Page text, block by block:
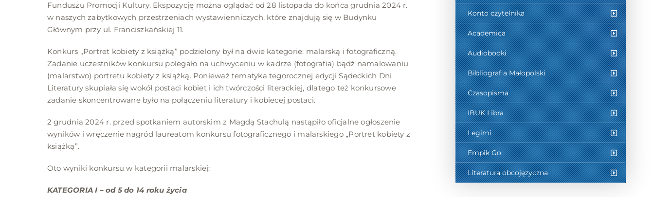
Funduszu Promocji Kultury. Ekspozycję można oglądać od 28 listopada do końca grudnia 2024 r.
w naszych zabytkowych przestrzeniach wystawienniczych, które znajdują się w Budynku
Głównym przy ul. Franciszkańskiej 11.
Konkurs „Portret kobiety z książką” podzielony był na dwie kategorie: malarską i fotograficzną.
Zadanie uczestników konkursu polegało na uchwyceniu w kadrze (fotografia) bądź namalowaniu
(malarstwo) portretu kobiety z książką. Ponieważ tematyka tegorocznej edycji Sądeckich Dni
Literatury skupiała się wokół postaci kobiet i ich twórczości literackiej, dlatego też konkursowe
zadanie skoncentrowane było na połączeniu literatury i kobiecej postaci.
2 grudnia 2024 r. przed spotkaniem autorskim z Magdą Stachulą nastąpiło oficjalne ogłoszenie
wyników i wręczenie nagród laureatom konkursu fotograficznego i malarskiego „Portret kobiety z
książką”.
Oto wyniki konkursu w kategorii malarskiej:
KATEGORIA I – od 5 do 14 roku życia
Konto czytelnika
Academica
Audiobooki
Bibliografia Małopolski
Czasopisma
IBUK Libra
Legimi
Empik Go
Literatura obcojęzyczna